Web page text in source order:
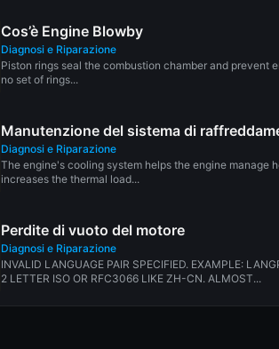
Cos’è Engine Blowby
Diagnosi e Riparazione
Piston rings seal the combustion chamber and prevent
no set of rings...
Manutenzione del sistema di
Diagnosi e Riparazione
The engine's cooling system helps the engine manage
increases the thermal load...
Perdite di vuoto del motore
Diagnosi e Riparazione
INVALID LANGUAGE PAIR SPECIFIED. EXAMPLE:
2 LETTER ISO OR RFC3066 LIKE ZH-CN. ALMOST...